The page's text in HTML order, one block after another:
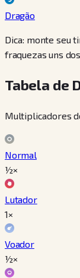
Dragão
Dica: monte seu
fraquezas uns
Tabela de
Multiplicadores
Normal
½×
Lutador
1×
Voador
½×